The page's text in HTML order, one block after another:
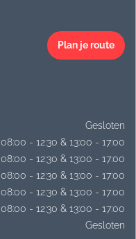
Plan je route
Gesloten
08:00 - 12:30 & 13:00 - 17:00
08:00 - 12:30 & 13:00 - 17:00
08:00 - 12:30 & 13:00 - 17:00
08:00 - 12:30 & 13:00 - 17:00
08:00 - 12:30 & 13:00 - 17:00
Gesloten